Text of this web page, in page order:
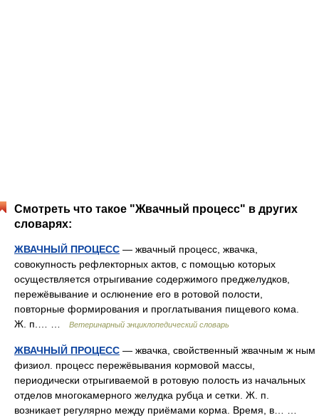
Смотреть что такое "Жвачный процесс" в других
словарях:
ЖВАЧНЫЙ ПРОЦЕСС — жвачный процесс, жвачка,
совокупность рефлекторных актов, с помощью которых
осуществляется отрыгивание содержимого преджелудков,
пережёвывание и ослюнение его в ротовой полости,
повторные формирования и проглатывания пищевого кома.
Ж. п.… …
Ветеринарный энциклопедический словарь
ЖВАЧНЫЙ ПРОЦЕСС — жвачка, свойственный жвачным ж ным
физиол. процесс пережёвывания кормовой массы,
периодически отрыгиваемой в ротовую полость из начальных
отделов многокамерного желудка рубца и сетки. Ж. п.
возникает регулярно между приёмами корма. Время, в… …